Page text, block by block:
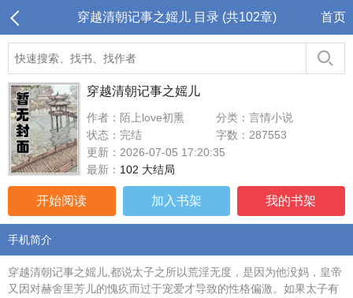
穿越清朝记事之媱儿 目录 (共102章) 首页
穿越清朝记事之媱儿
作者：陌上love初熏
分类：言情小说
状态：完结
字数：287553
更新：2026-07-05 17:20:35
最新： 102 大结局
开始阅读 加入书架 我的书架
手机简介
穿越清朝记事之媱儿,都说太子之所以荒淫无度，是因为他没妈，皇帝
又因对赫舍里芳儿的愧疚而过于宠爱才导致的性格偏激。如果太子有